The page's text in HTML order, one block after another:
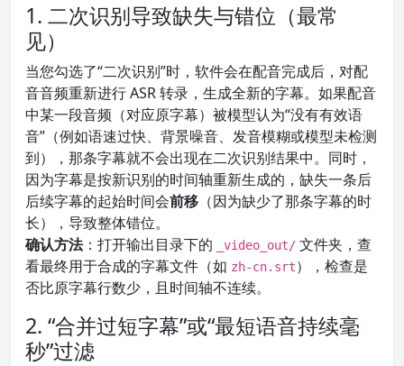
1. 二次识别导致缺失与错位（最常
见）
当您勾选了“二次识别”时，软件会在配音完成后，对配
音音频重新进行 ASR 转录，生成全新的字幕。如果配音
中某一段音频（对应原字幕）被模型认为“没有有效语
音”（例如语速过快、背景噪音、发音模糊或模型未检测
到），那条字幕就不会出现在二次识别结果中。同时，
因为字幕是按新识别的时间轴重新生成的，缺失一条后
后续字幕的起始时间会前移 （因为缺少了那条字幕的时
长），导致整体错位。
确认方法：打开输出目录下的 _video_out/ 文件夹，查
看最终用于合成的字幕文件（如 zh-cn.srt），检查是
否比原字幕行数少，且时间轴不连续。
2. “合并过短字幕”或“最短语音持续毫
秒”过滤